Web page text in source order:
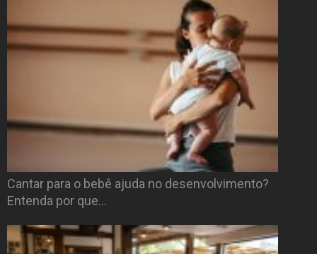
Cantar para o bebê ajuda no desenvolvimento?
Entenda por que…